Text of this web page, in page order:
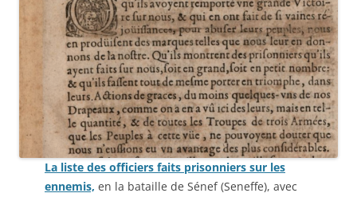
La liste des officiers faits prisonniers sur les
ennemis, en la bataille de Sénef (Seneffe), avec